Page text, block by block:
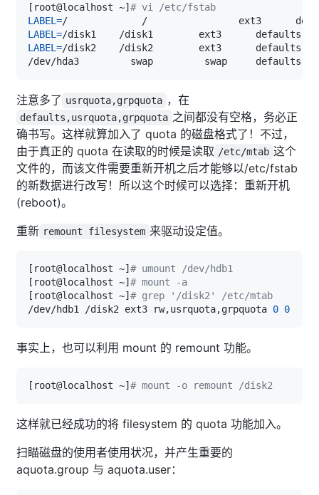
[ root@localhost ~] # vi /etc/fstab
LABEL =/             /
LABEL =/disk1    /disk1
LABEL =/disk2    /disk2        ext3
/dev/hda3         swap
注意多了 usrquota,grpquota ，在
defaults,usrquota,grpquota 之间都没有空格，务必正
确书写。这样就算加入了 quota 的磁盘格式了！不过，
由于真正的 quota 在读取的时候是读取 /etc/mtab 这个
文件的，而该文件需要重新开机之后才能够以/etc/fstab
的新数据进行改写！所以这个时候可以选择：重新开机
(reboot)。
重新 remount filesystem 来驱动设定值。
[ root@localhost ~] # umount /dev/hdb1
[ root@localhost ~] # mount -a
[ root@localhost ~] # grep '/disk2' /etc/mtab
/dev/hdb1 /disk2 ext3 rw,usrquota,grpquota 0 0
事实上，也可以利用 mount 的 remount 功能。
[ root@localhost ~] # mount -o remount /disk2
这样就已经成功的将 filesystem 的 quota 功能加入。
扫瞄磁盘的使用者使用状况，并产生重要的
aquota.group 与 aquota.user：